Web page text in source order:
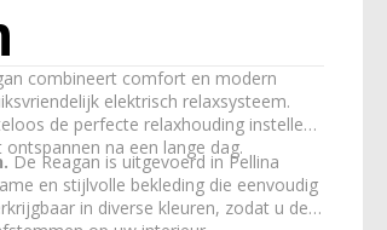
combineert comfort en modern
elektrisch relaxsysteem.
de perfecte relaxhouding instellen,
na een lange dag.
De Reagan is uitgevoerd in Pellina
en stijlvolle bekleding die eenvoudig
in diverse kleuren, zodat u de